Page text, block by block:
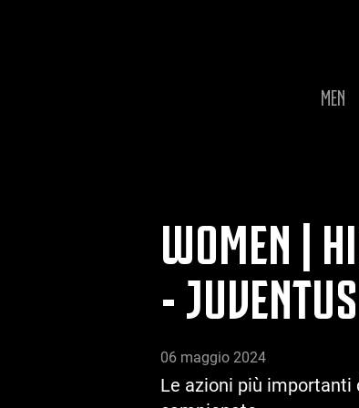
MEN
WOMEN |
- JUVENTUS
06 maggio 2024
Le azioni più importanti